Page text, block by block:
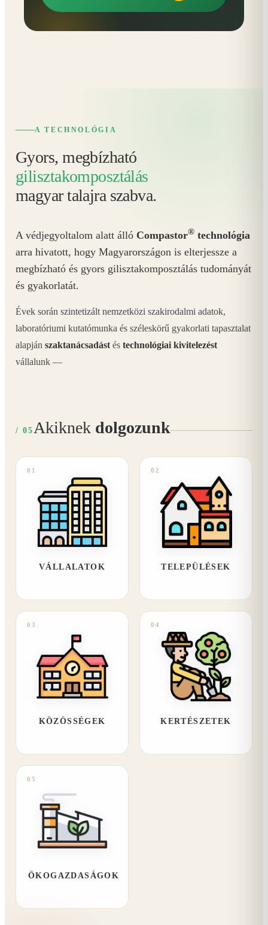
A TECHNOLÓGIA
Gyors, megbízható
gilisztakomposztálás
magyar talajra szabva.
A védjegyoltalom alatt álló Compastor® technológia
arra hivatott, hogy Magyarországon is elterjessze a
megbízható és gyors gilisztakomposztálás tudományát
és gyakorlatát.
Évek során szintetizált nemzetközi szakirodalmi adatok,
laboratóriumi kutatómunka és széleskörű gyakorlati tapasztalat
alapján szaktanácsadást és technológiai kivitelezést
vállalunk —
/ 05 Akiknek dolgozunk
01
VÁLLALATOK
02
TELEPÜLÉSEK
03
KÖZÖSSÉGEK
04
KERTÉSZETEK
05
ÖKOGAZDASÁGOK